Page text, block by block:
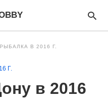
РЫБАЛКА В 2016 Г.
Г.
в 2016